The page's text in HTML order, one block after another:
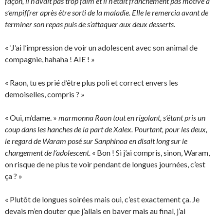
s’empiffrer après être sorti de la maladie. Elle le remercia avant de
terminer son repas puis de s’attaquer aux deux desserts.
« ‘J’ai l’impression de voir un adolescent avec son animal de
compagnie, hahaha ! AIE ! »
« Raon, tu es prié d’être plus poli et correct envers les
demoiselles, compris ? »
« Oui, m’dame. » marmonna Raon tout en rigolant, s’étant pris un
coup dans les hanches de la part de Xalex. Pourtant, pour les deux,
le regard de Waram posé sur Sanphinoa en disait long sur le
changement de l’adolescent. « Bon ! Si j’ai compris, sinon, Waram,
on risque de ne plus te voir pendant de longues journées, c’est
ça ? »
« Plutôt de longues soirées mais oui, c’est exactement ça. Je
devais m’en douter que j’allais en baver mais au final, j’ai